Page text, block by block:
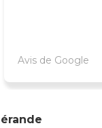
Avis de Google